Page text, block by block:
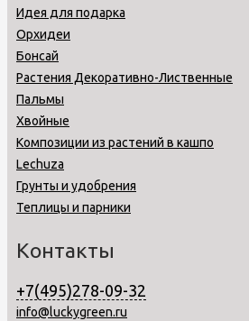
Идея для подарка
Орхидеи
Бонсай
Растения Декоративно-Лиственные
Пальмы
Хвойные
Композиции из растений в кашпо
Lechuza
Грунты и удобрения
Теплицы и парники
Контакты
+7(495)278-09-32
info@luckygreen.ru